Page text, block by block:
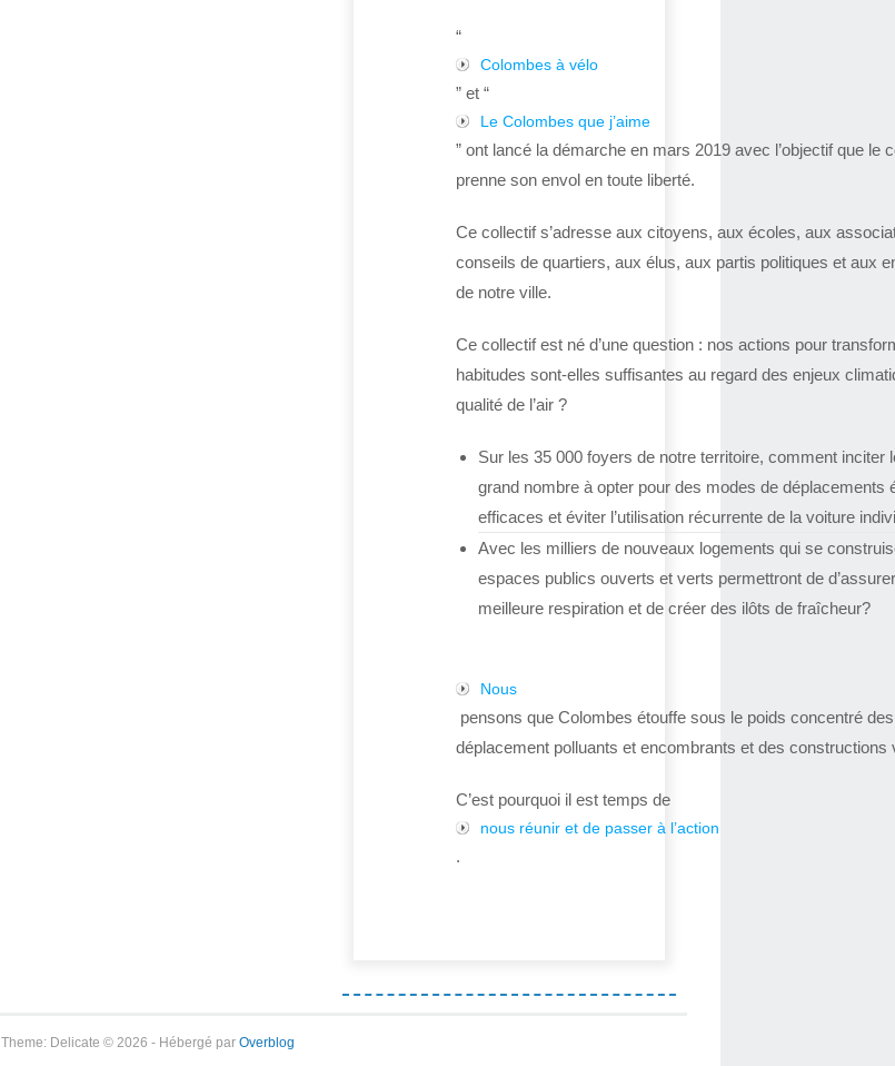
“
Colombes à vélo
” et “
Le Colombes que j’aime
” ont lancé la démarche en mars 2019 avec l’objectif que le
prenne son envol en toute liberté.
Ce collectif s’adresse aux citoyens, aux écoles, aux
conseils de quartiers, aux élus, aux partis politiques et aux
de notre ville.
Ce collectif est né d’une question : nos actions pour
habitudes sont-elles suffisantes au regard des enjeux
qualité de l’air ?
Sur les 35 000 foyers de notre territoire, comment inciter
grand nombre à opter pour des modes de déplacements
efficaces et éviter l’utilisation récurrente de la voiture
Avec les milliers de nouveaux logements qui se
espaces publics ouverts et verts permettront de
meilleure respiration et de créer des ilôts de fraîcheur?
Nous
pensons que Colombes étouffe sous le poids concentré
déplacement polluants et encombrants et des constructions
C’est pourquoi il est temps de
nous réunir et de passer à l’action
.
Theme: Delicate © 2026 - Hébergé par Overblog